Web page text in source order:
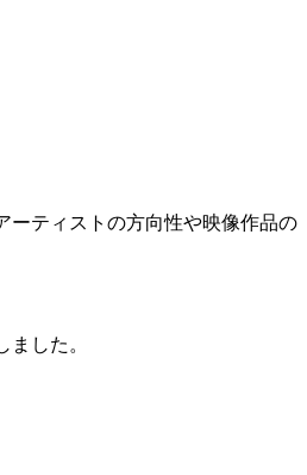
ーティストの方向性や映像作品の
した。